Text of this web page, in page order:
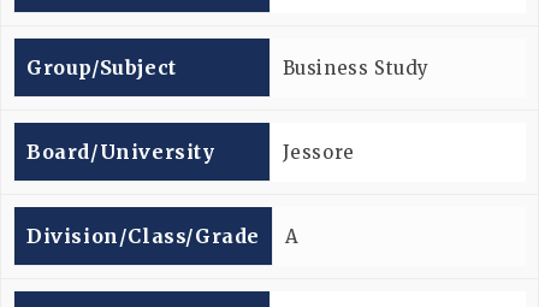
Group/subject Business Study
Board/university Jessore
Division/Class/Grade A